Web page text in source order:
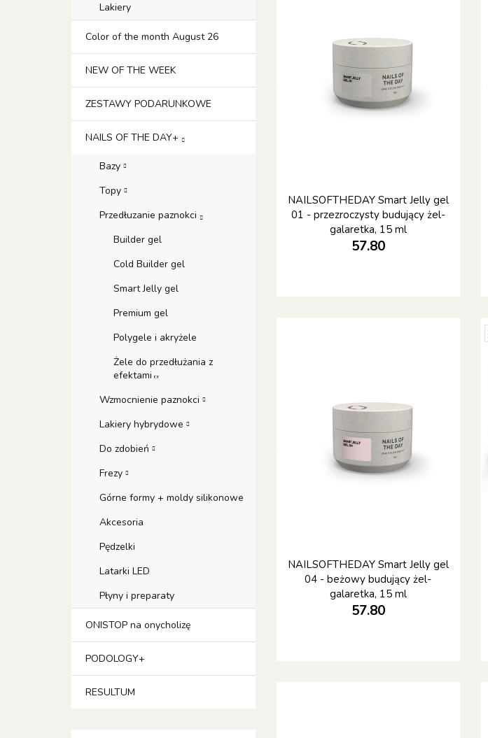
Lakiery
Color of the month August 26
NEW OF THE WEEK
ZESTAWY PODARUNKOWE
NAILS OF THE DAY+
Bazy
Topy
Przedłuzanie paznokci
Builder gel
Cold Builder gel
Smart Jelly gel
Premium gel
Polygele i akryżele
Żele do przedłużania z
efektami
Wzmocnienie paznokci
Lakiery hybrydowe
Do zdobień
Frezy
Górne formy + moldy silikonowe
Akcesoria
Pędzelki
Latarki LED
Płyny i preparaty
ONISTOP na onycholizę
PODOLOGY+
RESULTUM
NAILSOFTHEDAY Smart Jelly gel
01 - przezroczysty budujący żel-
galaretka, 15 ml
57.80
NAILSOFTHEDAY Smart Jelly gel
04 - beżowy budujący żel-
galaretka, 15 ml
57.80